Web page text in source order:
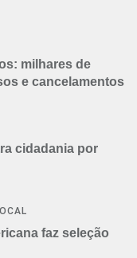
milhares de
e cancelamentos
cidadania por
faz seleção